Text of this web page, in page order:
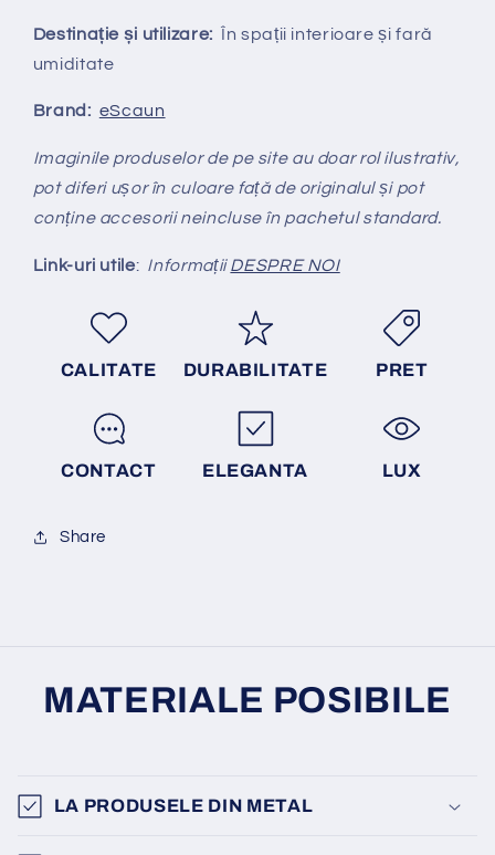
Destinație și utilizare: În spații interioare și fară
umiditate
Brand: eScaun
Imaginile produselor de pe site au doar rol ilustrativ,
pot diferi ușor în culoare față de originalul și pot
conține accesorii neincluse în pachetul standard.
Link-uri utile: InformațiiDESPRE NOI
CALITATE DURABILITATE PRET
CONTACT ELEGANTA LUX
Share
MATERIALE POSIBILE
LA PRODUSELE DIN METAL